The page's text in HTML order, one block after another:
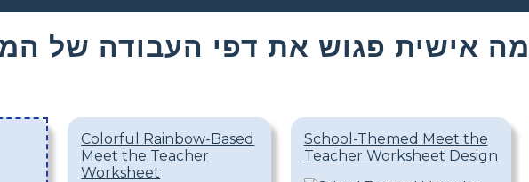
אישית פגוש את דפי העבודה של
Colorful Rainbow-Based
Meet the Teacher
Worksheet
School-Themed Meet the
Teacher Worksheet Design